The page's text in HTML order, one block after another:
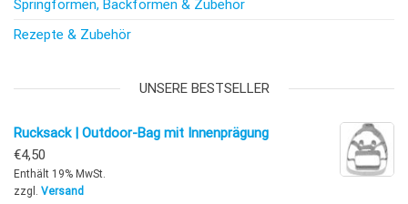
Springformen, Backformen & Zubehör
Rezepte & Zubehör
UNSERE BESTSELLER
Rucksack | Outdoor-Bag mit Innenprägung
€4,50
Enthält 19% MwSt.
zzgl. Versand